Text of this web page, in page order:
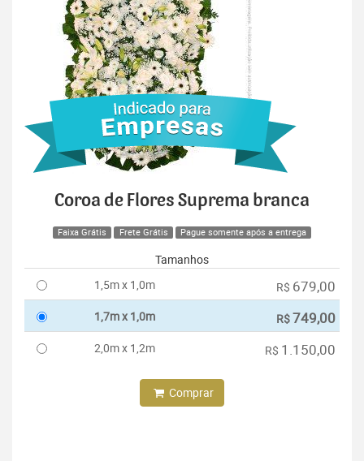
Coroa de Flores Suprema branca
Faixa Grátis Frete Grátis Pague somente após a entrega
Tamanhos
1,5m x 1,0m
R$ 679,00
1,7m x 1,0m R$749,00
2,0m x 1,2m R$ 1.150,00
Comprar